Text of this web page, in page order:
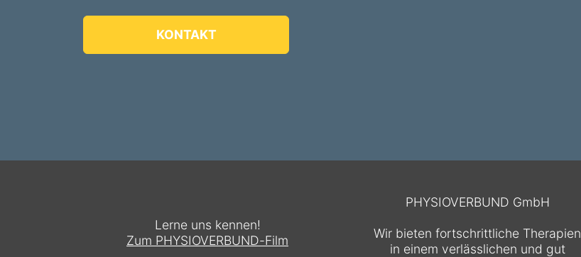
KONTAKT
Lerne uns kennen!
Zum PHYSIOVERBUND-Film
PHYSIOVERBUND GmbH
Wir bieten fortschrittliche Therapien
in einem verlässlichen und gut